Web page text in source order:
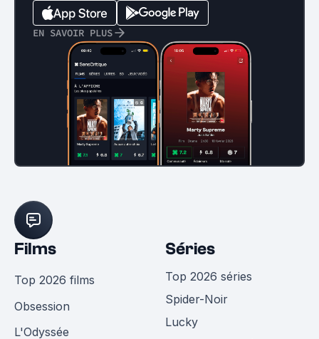
EN SAVOIR PLUS
Films
Top 2026 films
Obsession
L'Odyssée
Séries
Top 2026 séries
Spider-Noir
Lucky